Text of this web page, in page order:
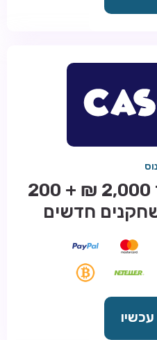
בונוס מתגלגל עד 2,000 ₪ + 200
חדשים